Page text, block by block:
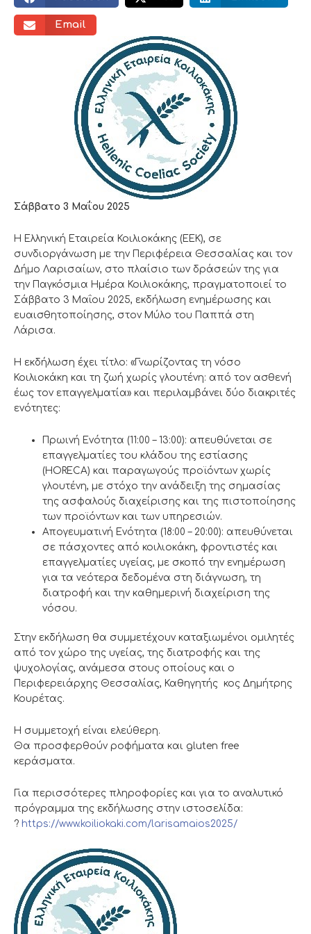
Email
Σάββατο 3 Μαΐου 2025
Η Ελληνική Εταιρεία Κοιλιοκάκης (ΕΕΚ), σε
συνδιοργάνωση με την Περιφέρεια Θεσσαλίας και τον
Δήμο Λαρισαίων, στο πλαίσιο των δράσεών της για
την Παγκόσμια Ημέρα Κοιλιοκάκης, πραγματοποιεί το
Σάββατο 3 Μαΐου 2025, εκδήλωση ενημέρωσης και
ευαισθητοποίησης, στον Μύλο του Παππά στη
Λάρισα.
Η εκδήλωση έχει τίτλο: «Γνωρίζοντας τη νόσο
Κοιλιοκάκη και τη ζωή χωρίς γλουτένη: από τον ασθενή
έως τον επαγγελματία» και περιλαμβάνει δύο διακριτές
ενότητες:
Πρωινή Ενότητα (11:00 – 13:00): απευθύνεται σε
επαγγελματίες του κλάδου της εστίασης
(HORECA) και παραγωγούς προϊόντων χωρίς
γλουτένη, με στόχο την ανάδειξη της σημασίας
της ασφαλούς διαχείρισης και της πιστοποίησης
των προϊόντων και των υπηρεσιών.
Απογευματινή Ενότητα (18:00 – 20:00): απευθύνεται
σε πάσχοντες από κοιλιοκάκη, φροντιστές και
επαγγελματίες υγείας, με σκοπό την ενημέρωση
για τα νεότερα δεδομένα στη διάγνωση, τη
διατροφή και την καθημερινή διαχείριση της
νόσου.
Στην εκδήλωση θα συμμετέχουν καταξιωμένοι ομιλητές
από τον χώρο της υγείας, της διατροφής και της
ψυχολογίας, ανάμεσα στους οποίους και ο
Περιφερειάρχης Θεσσαλίας, Καθηγητής κος Δημήτρης
Κουρέτας.
Η συμμετοχή είναι ελεύθερη.
Θα προσφερθούν ροφήματα και gluten free
κεράσματα.
Για περισσότερες πληροφορίες και για το αναλυτικό
πρόγραμμα της εκδήλωσης στην ιστοσελίδα:
? https://www.koiliokaki.com/larisamaios2025/